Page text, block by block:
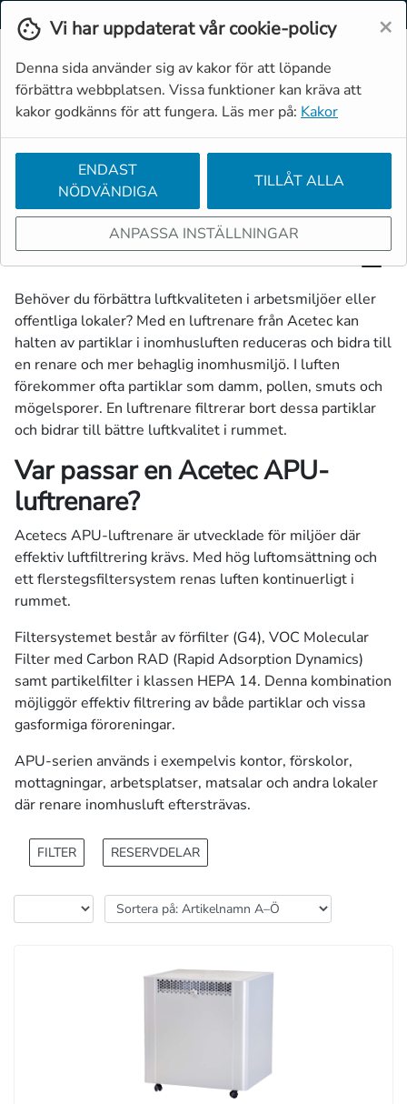
Vi har uppdaterat vår cookie-policy ×
Denna sida använder sig av kakor för att löpande
förbättra webbplatsen. Vissa funktioner kan kräva att
kakor godkänns för att fungera. Läs mer på: Kakor
ENDAST
NÖDVÄNDIGA
TILLÅT ALLA
ANPASSA INSTÄLLNINGAR
Svenska
Luftrenare
Luftrenare
Behöver du förbättra luftkvaliteten i arbetsmiljöer eller
offentliga lokaler? Med en luftrenare från Acetec kan
halten av partiklar i inomhusluften reduceras och bidra till
en renare och mer behaglig inomhusmiljö. I luften
förekommer ofta partiklar som damm, pollen, smuts och
mögelsporer. En luftrenare filtrerar bort dessa partiklar
och bidrar till bättre luftkvalitet i rummet.
Var passar en Acetec APU-
luftrenare?
Acetecs APU-luftrenare är utvecklade för miljöer där
effektiv luftfiltrering krävs. Med hög luftomsättning och
ett flerstegsfiltersystem renas luften kontinuerligt i
rummet.
Filtersystemet består av förfilter (G4), VOC Molecular
Filter med Carbon RAD (Rapid Adsorption Dynamics)
samt partikelfilter i klassen HEPA 14. Denna kombination
möjliggör effektiv filtrering av både partiklar och vissa
gasformiga föroreningar.
APU-serien används i exempelvis kontor, förskolor,
mottagningar, arbetsplatser, matsalar och andra lokaler
där renare inomhusluft eftersträvas.
FILTER RESERVDELAR